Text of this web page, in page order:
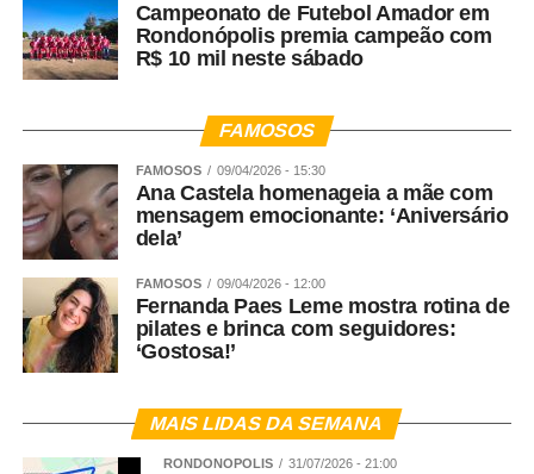
Campeonato de Futebol Amador em
Rondonópolis premia campeão com
R$ 10 mil neste sábado
FAMOSOS
FAMOSOS 09/04/2026 - 15:30
Ana Castela homenageia a mãe com
mensagem emocionante: ‘Aniversário
dela’
FAMOSOS 09/04/2026 - 12:00
Fernanda Paes Leme mostra rotina de
pilates e brinca com seguidores:
‘Gostosa!’
MAIS LIDAS DA SEMANA
RONDONÓPOLIS 31/07/2026 - 21:00